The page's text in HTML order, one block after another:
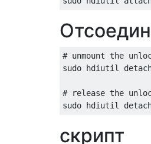
# unmount the
sudo hdiutil
# release the
скрипт